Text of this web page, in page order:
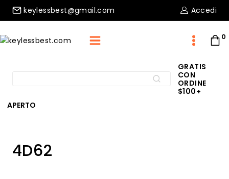
Skip
keylessbest@gmail.com Accedi
0
CERCA
GRATIS
CON
ORDINE
$100+
APERTO
4D62